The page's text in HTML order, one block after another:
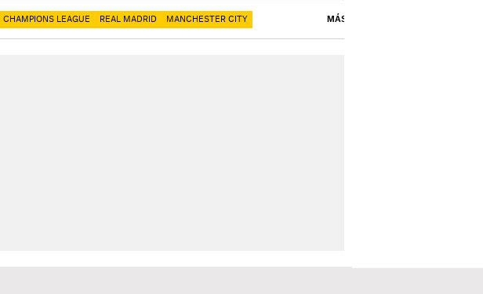
CHAMPIONS LEAGUE REAL MADRID MANCHESTER CITY MÁS